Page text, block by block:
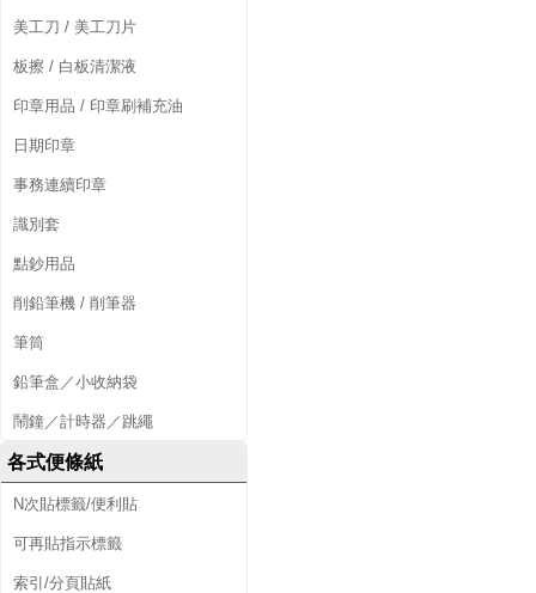
美工刀 / 美工刀片
板擦 / 白板清潔液
印章用品 / 印章刷補充油
日期印章
事務連續印章
識別套
點鈔用品
削鉛筆機 / 削筆器
筆筒
鉛筆盒／小收納袋
鬧鐘／計時器／跳繩
各式便條紙
N次貼標籤/便利貼
可再貼指示標籤
索引/分頁貼紙